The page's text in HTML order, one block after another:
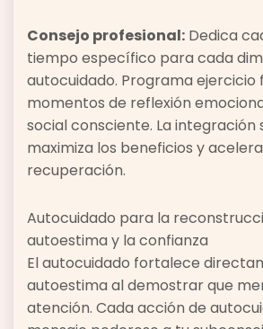
Consejo profesional: Dedica
tiempo específico para cada
autocuidado. Programa ejercicio
momentos de reflexión
social consciente. La integración
maximiza los beneficios y
recuperación.
Autocuidado para la
autoestima y la confianza
El autocuidado fortalece
autoestima al demostrar que
atención. Cada acción de